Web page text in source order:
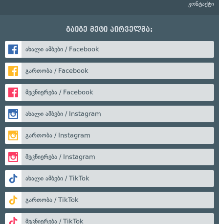
კონტაქტი
გაიგე მეტი პირველმა:
ახალი ამბები / Facebook
გართობა / Facebook
მეცნიერება / Facebook
ახალი ამბები / Instagram
გართობა / Instagram
მეცნიერება / Instagram
ახალი ამბები / TikTok
გართობა / TikTok
მეცნიერება / TikTok